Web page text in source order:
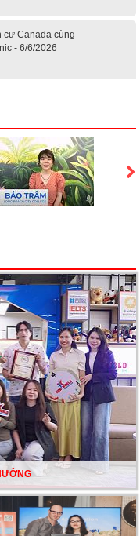
cư Canada cùng
- 6/6/2026
- Đại học Mỹ học phí
cử nhân lúc 20 tuổi cùng
Completion, Washington
hội học tập và trải nghiệm tại
DIỆN – BƯỚC ĐỆM VỮNG
EDUCATION
LỰA CHỌN HÀNG
NĂM 2026 – VÀ TẤT CẢ
MỸ – BẮT ĐẦU TỪ NGÀY
BỔNG KỲ SPRING 2026